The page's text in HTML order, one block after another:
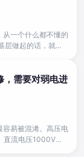
一个什么都不懂的
层做起的话，就得
，需要对弱电进
容易被混淆。高压电
直流电压1000V以